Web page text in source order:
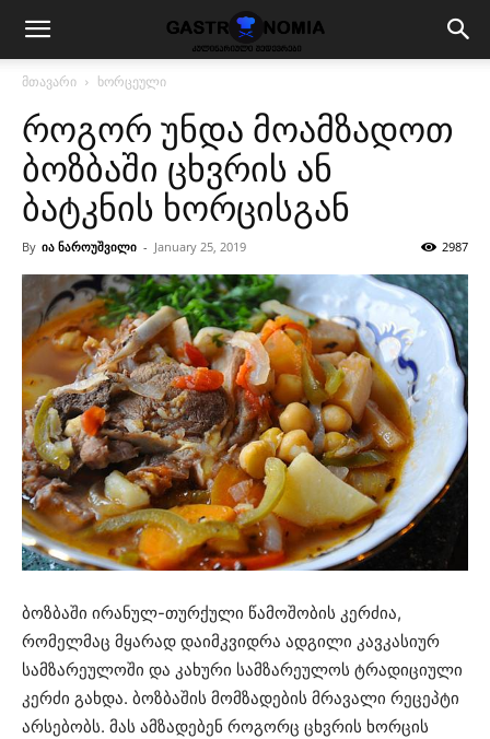
მთავარი ხორცეული
როგორ უნდა მოამზადოთ
ბოზბაში ცხვრის ან
ბატკნის ხორცისგან
By ია ნაროუშვილი - January 25, 2019 2987
ბოზბაში ირანულ-თურქული წამოშობის კერძია,
რომელმაც მყარად დაიმკვიდრა ადგილი კავკასიურ
სამზარეულოში და კახური სამზარეულოს ტრადიციული
კერძი გახდა. ბოზბაშის მომზადების მრავალი რეცეპტი
არსებობს. მას ამზადებენ როგორც ცხვრის ხორცის